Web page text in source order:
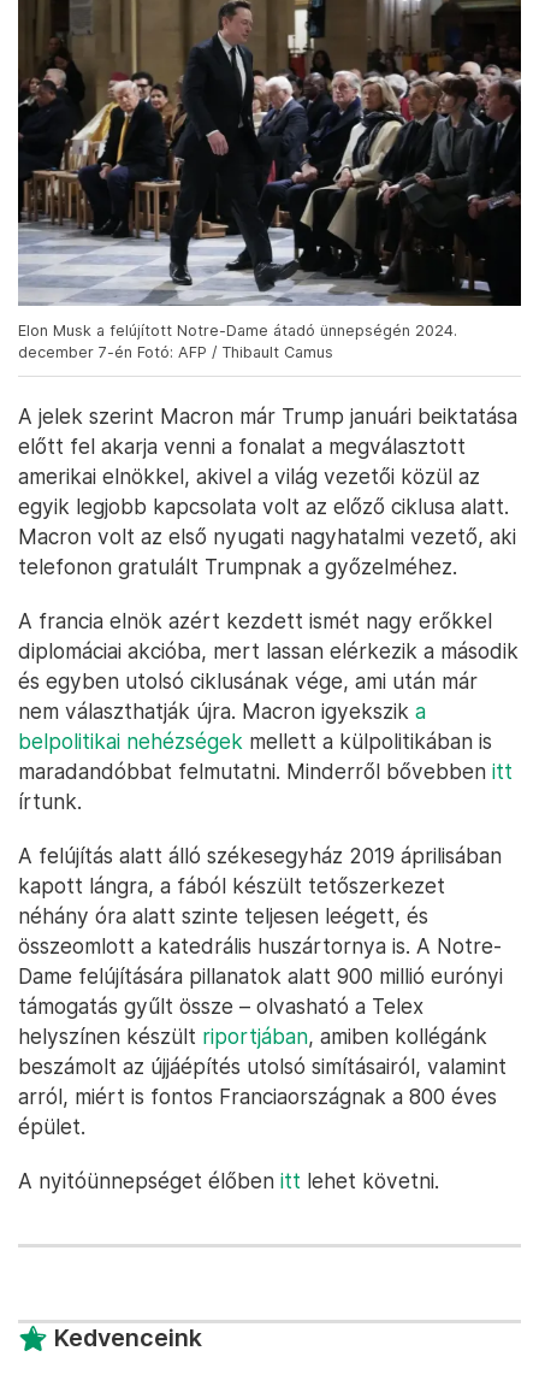
Elon Musk a felújított Notre-Dame átadó ünnepségén 2024.
december 7-én Fotó: AFP / Thibault Camus
A jelek szerint Macron már Trump januári beiktatása
előtt fel akarja venni a fonalat a megválasztott
amerikai elnökkel, akivel a világ vezetői közül az
egyik legjobb kapcsolata volt az előző ciklusa alatt.
Macron volt az első nyugati nagyhatalmi vezető, aki
telefonon gratulált Trumpnak a győzelméhez.
A francia elnök azért kezdett ismét nagy erőkkel
diplomáciai akcióba, mert lassan elérkezik a második
és egyben utolsó ciklusának vége, ami után már
nem választhatják újra. Macron igyekszik a
belpolitikai nehézségek mellett a külpolitikában is
maradandóbbat felmutatni. Minderről bővebben itt
írtunk.
A felújítás alatt álló székesegyház 2019 áprilisában
kapott lángra, a fából készült tetőszerkezet
néhány óra alatt szinte teljesen leégett, és
összeomlott a katedrális huszártornya is. A Notre-
Dame felújítására pillanatok alatt 900 millió eurónyi
támogatás gyűlt össze – olvasható a Telex
helyszínen készült riportjában, amiben kollégánk
beszámolt az újjáépítés utolsó simításairól, valamint
arról, miért is fontos Franciaországnak a 800 éves
épület.
A nyitóünnepséget élőben itt lehet követni.
Kedvenceink